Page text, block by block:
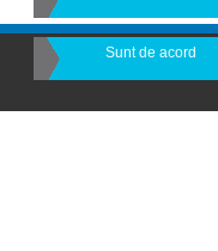
Sunt de acord